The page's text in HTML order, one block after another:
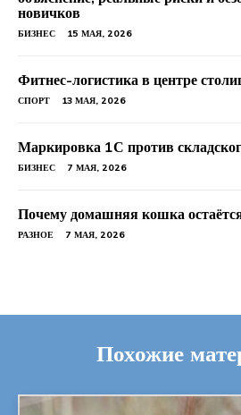
новичков
БИЗНЕС 15 МАЯ, 2026
Фитнес-логистика в центре
СПОРТ 13 МАЯ, 2026
Маркировка 1С против
БИЗНЕС 7 МАЯ, 2026
Почему домашняя кошка
РАЗНОЕ 7 МАЯ, 2026
Похожие